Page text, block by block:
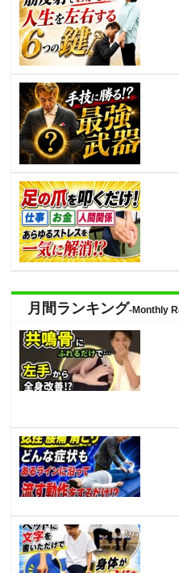
月間ランキング-Monthly